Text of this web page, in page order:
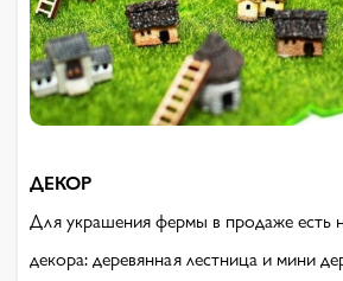
ДЕКОР
Для украшения фермы в продаже есть
декора: деревянная лестница и мини